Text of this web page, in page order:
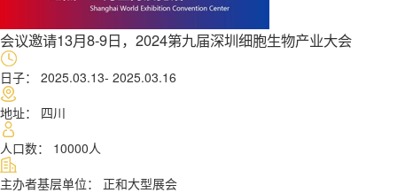
会议邀请13月8-9日，2024第九届深圳细胞生物产业大会
日子： 2025.03.13- 2025.03.16
地址： 四川
人口数： 10000人
主办者基层单位： 正和大型展会